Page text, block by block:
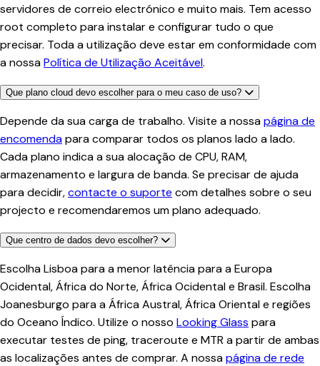
servidores de correio electrónico e muito mais. Tem acesso
root completo para instalar e configurar tudo o que
precisar. Toda a utilização deve estar em conformidade com
a nossaPolítica de Utilização Aceitável.
Que plano cloud devo escolher para o meu caso de uso?
Depende da sua carga de trabalho. Visite a nossapágina de
encomendapara comparar todos os planos lado a lado.
Cada plano indica a sua alocação de CPU, RAM,
armazenamento e largura de banda. Se precisar de ajuda
para decidir,contacte o suporte com detalhes sobre o seu
projecto e recomendaremos um plano adequado.
Que centro de dados devo escolher?
Escolha Lisboa para a menor latência para a Europa
Ocidental, África do Norte, África Ocidental e Brasil. Escolha
Joanesburgo para a África Austral, África Oriental e regiões
do Oceano Índico. Utilize o nosso Looking Glass para
executar testes de ping, traceroute e MTR a partir de ambas
as localizações antes de comprar. A nossapágina de rede